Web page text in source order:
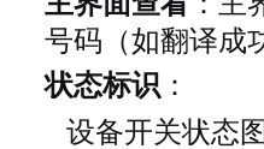
号码（如翻译成
状态标识 ：
设备开关状态